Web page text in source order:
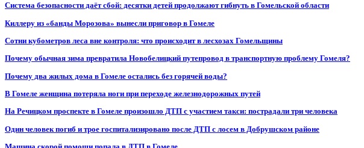
Система безопасности даёт сбой: десятки детей продолжают гибнуть в Гомельской области
Киллеру из «банды Морозова» вынесли приговор в Гомеле
Сотни кубометров леса вне контроля: что происходит в лесхозах Гомельщины
Почему обычная зима превратила Новобелицкий путепровод в транспортную проблему Гомеля?
Почему два жилых дома в Гомеле остались без горячей воды?
В Гомеле женщина потеряла ноги при переходе железнодорожных путей
На Речицком проспекте в Гомеле произошло ДТП с участием такси: пострадали три человека
Один человек погиб и трое госпитализировано после ДТП с лосем в Добрушском районе